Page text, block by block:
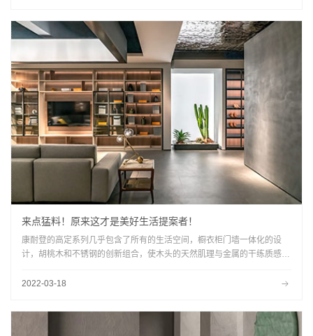
来点猛料！原来这才是美好生活提案者！
康耐登的高定系列几乎包含了所有的生活空间，橱衣柜门墙一体化的设
计，胡桃木和不锈钢的创新组合，使木头的天然肌理与金属的干练质感相
装效果。
2022-03-18